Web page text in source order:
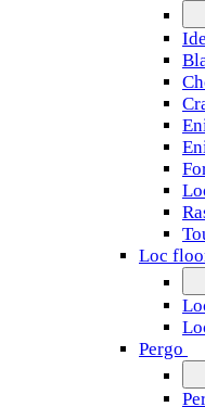
Loc
Pergo